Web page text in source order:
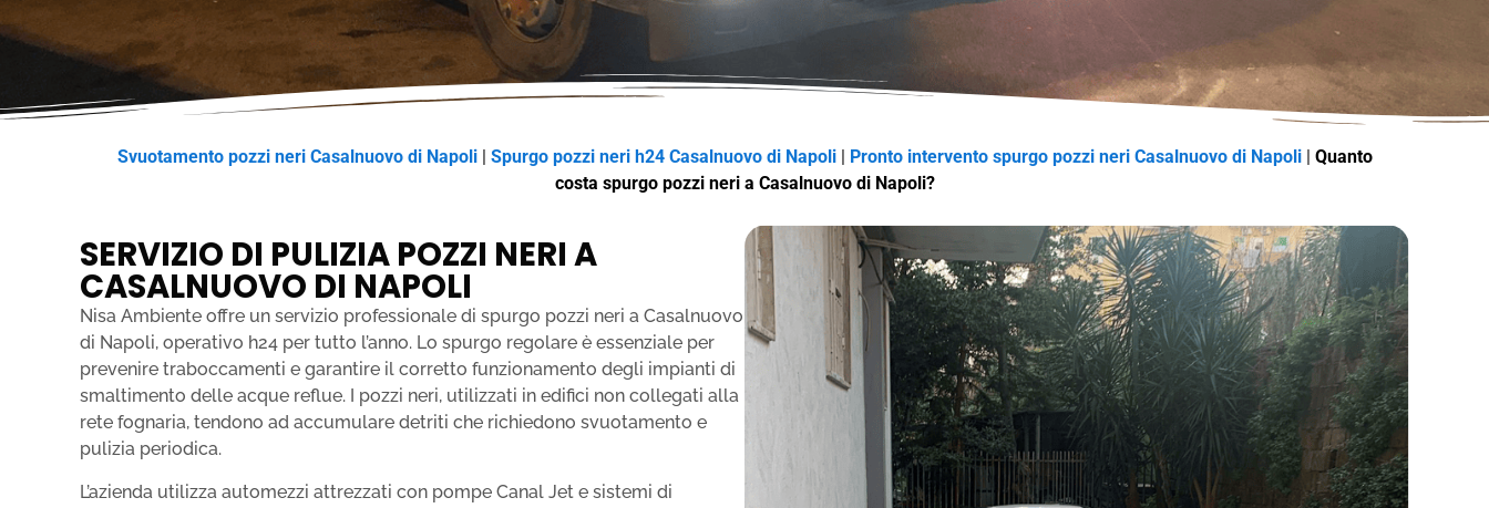
Svuotamento pozzi neri Casalnuovo di Napoli| Spurgo pozzi neri h24 Casalnuovo di Napoli| Pronto intervento spurgo pozzi neri Casalnuovo di Napoli | Quanto
costa spurgo pozzi neri a Casalnuovo di Napoli?
SERVIZIO DI PULIZIA POZZI NERI A
CASALNUOVO DI NAPOLI
Nisa Ambiente offre un servizio professionale di spurgo pozzi neri a Casalnuovo
di Napoli, operativo h24 per tutto l’anno. Lo spurgo regolare è essenziale per
prevenire traboccamenti e garantire il corretto funzionamento degli impianti di
smaltimento delle acque reflue. I pozzi neri, utilizzati in edifici non collegati alla
rete fognaria, tendono ad accumulare detriti che richiedono svuotamento e
pulizia periodica.
L’azienda utilizza automezzi attrezzati con pompe Canal Jet e sistemi di